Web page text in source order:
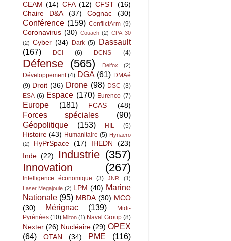
CEAM (14) CFA (12) CFST (16)
Chaire D&A
(37) Cognac (30)
Conférence (159) ConflictArm (9)
Coronavirus (30) Couach (2) CPA 30
(2) Cyber (34) Dark (5) Dassault
(167)
DCI (6) DCNS (4)
Défense (565) Delfox (2)
Développement (4) DGA (61) DMAé
(9) Droit (36) Drone (98) DSC (3)
ESA (6) Espace (170) Eurenco (7)
Europe (181) FCAS (48)
Forces spéciales
(90)
Géopolitique
(153) HIL (5)
Histoire (43) Humanitaire (5) Hynaero
(2)
HyPrSpace (17) IHEDN
(23)
Inde (22) Industrie (357)
Innovation
(267)
Intelligence économique (3) JNR
(1)
Laser Megajoule (2) LPM (40) Marine
Nationale (95) MBDA (30) MCO
(30)
Mérignac (139)
Midi-
Pyrénées (10) Milton (1) Naval Group (8)
Nexter (26) Nucléaire (29) OPEX
(64)
OTAN (34) PME
(116)